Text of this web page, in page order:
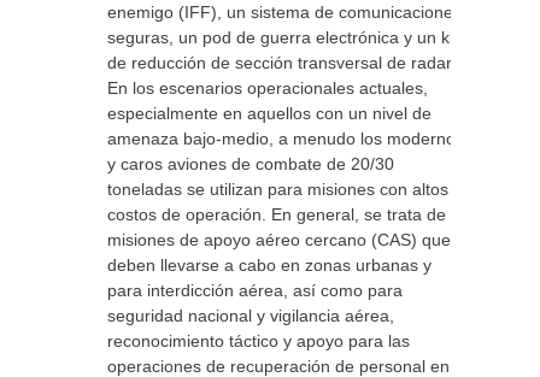
enemigo (IFF), un sistema de comunicaciones
seguras, un pod de guerra electrónica y un kit
de reducción de sección transversal de radar.
En los escenarios operacionales actuales,
especialmente en aquellos con un nivel de
amenaza bajo-medio, a menudo los modernos
y caros aviones de combate de 20/30
toneladas se utilizan para misiones con altos
costos de operación. En general, se trata de
misiones de apoyo aéreo cercano (CAS) que
deben llevarse a cabo en zonas urbanas y
para interdicción aérea, así como para
seguridad nacional y vigilancia aérea,
reconocimiento táctico y apoyo para las
operaciones de recuperación de personal en